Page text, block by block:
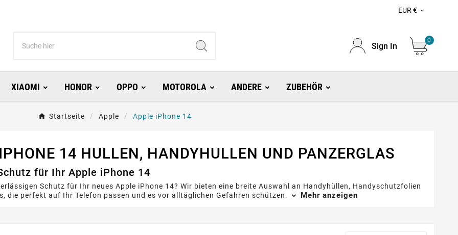
EUR € 
Sign In
0
XIAOMI HONOR OPPO MOTOROLA ANDERE ZUBEHÖR
Startseite Apple Apple iPhone 14
14 HULLEN, HANDYHULLEN UND PANZERGLAS
für Ihr Apple iPhone 14
Schutz für Ihr neues Apple iPhone 14? Wir bieten eine breite Auswahl an Handyhüllen, Handyschutzfolien
die perfekt auf Ihr Telefon passen und es vor alltäglichen Gefahren schützen.
Mehr anzeigen